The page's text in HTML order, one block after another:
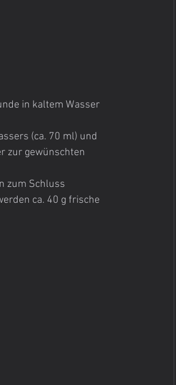
in kaltem Wasser
(ca. 70 ml) und
zur gewünschten
zum Schluss
ca. 40 g frische